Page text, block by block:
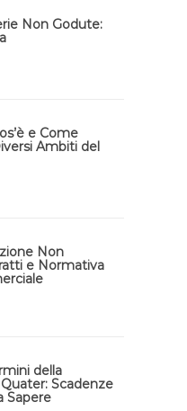
Non Godute:
e Come
Ambiti del
Non
e Normativa
della
Scadenze
Sapere